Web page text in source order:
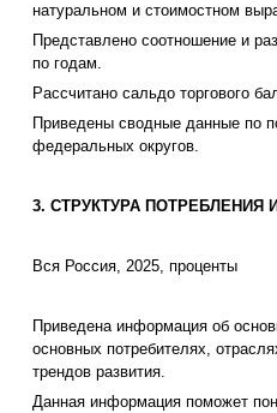
натуральном и стоимостном
Представлено соотношение и
по годам.
Рассчитано сальдо торгового
Приведены сводные данные по
федеральных округов.
3. СТРУКТУРА ПОТРЕБЛЕНИЯ
Вся Россия, 2025, проценты
Приведена информация об
основных потребителях,
трендов развития.
Данная информация поможет